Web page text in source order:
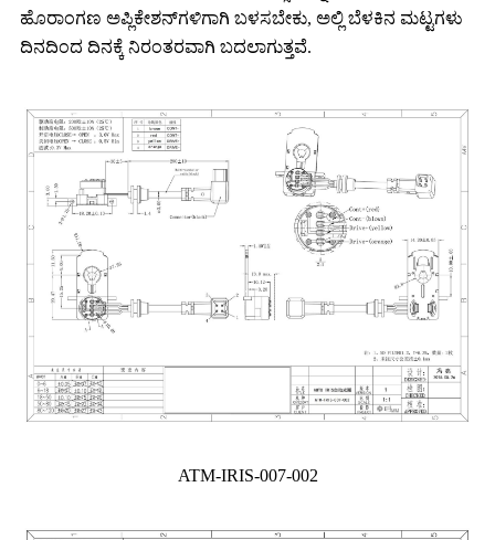
ಹೊರಾಂಗಣ ಅಪ್ಲಿಕೇಶನ್‌ಗಳಿಗಾಗಿ ಬಳಸಬೇಕು, ಅಲ್ಲಿ ಬೆಳಕಿನ ಮಟ್ಟಗಳು
ದಿನದಿಂದ ದಿನಕ್ಕೆ ನಿರಂತರವಾಗಿ ಬದಲಾಗುತ್ತವೆ.
ATM-IRIS-007-002